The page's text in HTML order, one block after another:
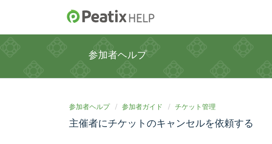
参加者ヘルプ
参加者ヘルプ 参加者ガイド チケット管理
主催者にチケットのキャンセルを依頼する